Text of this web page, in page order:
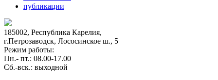
публикации
185002, Республика Карелия,
г.Петрозаводск, Лососинское ш., 5
Режим работы:
Пн.- пт.: 08.00-17.00
Cб.-вск.: выходной